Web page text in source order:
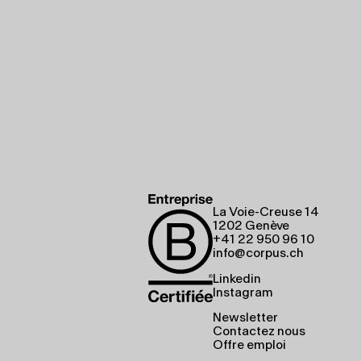
La Voie-Creuse 14
1202 Genève
+41 22 950 96 10
info@corpus.ch
Linkedin
Instagram
Newsletter
Contactez nous
Offre emploi